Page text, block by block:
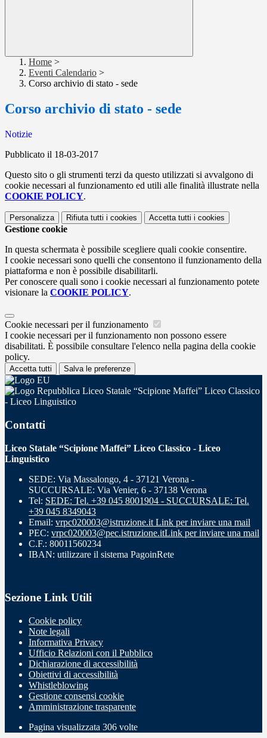
Home >
Eventi Calendario >
Corso archivio di stato - sede
Corso archivio di stato - sede
Notizie
Pubblicato il 18-03-2017
Questo sito o gli strumenti terzi da questo utilizzati si avvalgono di
cookie necessari al funzionamento ed utili alle finalità illustrate nella
COOKIE POLICY.
Personalizza Rifiuta tutti i cookies Accetta tutti i cookies
Gestione cookie
In questa schermata è possibile scegliere quali cookie consentire.
I cookie necessari sono quelli che consentono il funzionamento della
piattaforma e non è possibile disabilitarli.
Per conoscere quali sono i cookie necessari al funzionamento potete
visionare la COOKIE POLICY.
Cookie necessari per il funzionamento
I cookie necessari per il funzionamento non possono essere
disabilitati. È possibile consultare l'elenco nella pagina della cookie
policy.
Accetta tutti Salva le preferenze
Liceo Statale “Scipione Maffei” Liceo Classico
- Liceo Linguistico
Contatti
Liceo Statale “Scipione Maffei” Liceo Classico - Liceo
Linguistico
SEDE: Via Massalongo, 4 - 37121 Verona -
SUCCURSALE: Via Venier, 6 - 37138 Verona
Tel: SEDE: Tel. +39 045 8001904 - SUCCURSALE: Tel.
+39 045 8349043
Email: vrpc020003@istruzione.it Link per inviare una mail
PEC: vrpc020003@pec.istruzione.itLink per inviare una mail
C.F.: 80011560234
IBAN: utilizzare il sistema PagoinRete
Sezione Link Utili
Cookie policy
Note legali
Informativa Privacy
Ufficio Relazioni con il Pubblico
Dichiarazione di accessibilità
Obiettivi di accessibilità
Whistleblowing
Gestione consensi cookie
Amministrazione trasparente
Pagina visualizzata 306 volte